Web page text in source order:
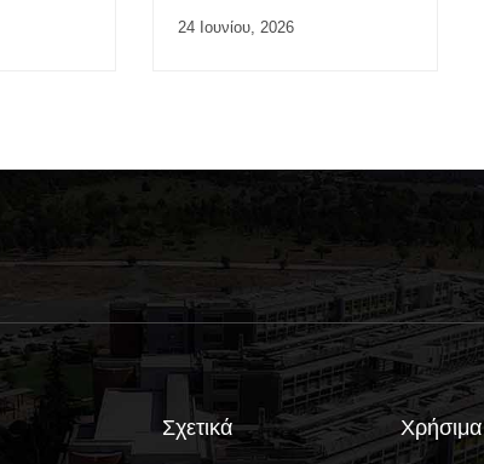
24 Ιουνίου, 2026
Σχετικά Χρήσιμα